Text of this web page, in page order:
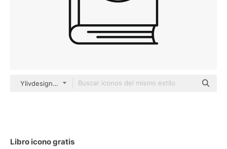
Ylivdesign outline
Libro icono gratis